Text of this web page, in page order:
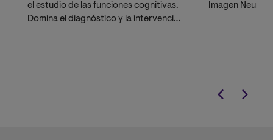
el estudio de las funciones cognitivas.
Domina el diagnóstico y la intervención
Imagen